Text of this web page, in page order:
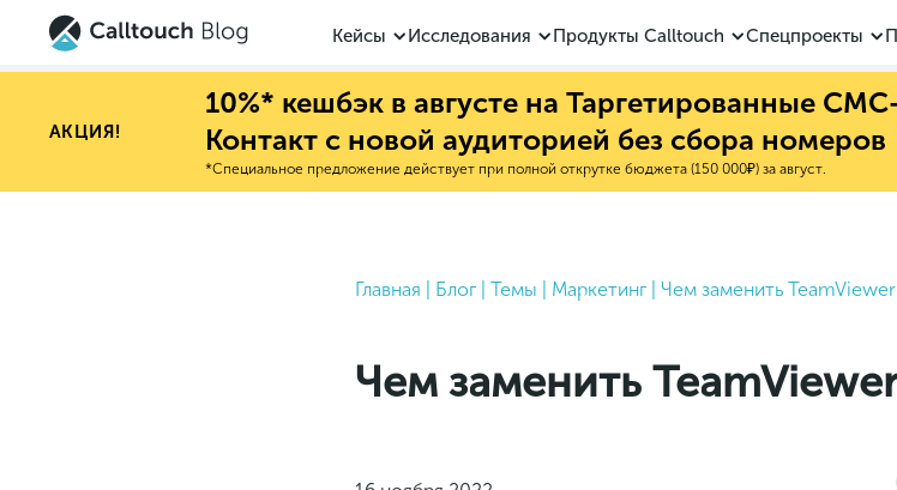
Кейсы Исследования Продукты Calltouch Спецпроекты
АКЦИЯ!
10%* кешбэк в августе на Таргетированные
Контакт с новой аудиторией без сбора номеров
*Специальное предложение действует при полной открутке бюджета (150 000₽) за август.
Главная Блог| Темы Маркетинг| Чем заменить TeamViewer
Чем заменить